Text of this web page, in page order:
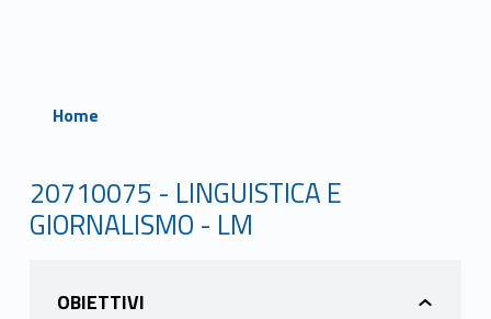
Home
20710075 - LINGUISTICA E
GIORNALISMO - LM
OBIETTIVI